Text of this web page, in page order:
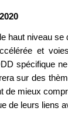
haut niveau
et
spécifique
sur des
de mieux
de leurs liens